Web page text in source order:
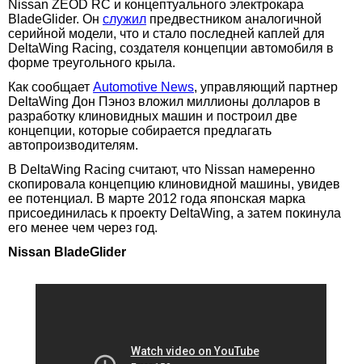
Nissan ZEOD RC и концептуального электрокара
BladeGlider. Он служил предвестником аналогичной
серийной модели, что и стало последней каплей для
DeltaWing Racing, создателя концепции автомобиля в
форме треугольного крыла.
Как сообщает Automotive News, управляющий партнер
DeltaWing Дон Пэноз вложил миллионы долларов в
разработку клиновидных машин и построил две
концепции, которые собирается предлагать
автопроизводителям.
В DeltaWing Racing считают, что Nissan намеренно
скопировала концепцию клиновидной машины, увидев
ее потенциал. В марте 2012 года японская марка
присоединилась к проекту DeltaWing, а затем покинула
его менее чем через год.
Nissan BladeGlider